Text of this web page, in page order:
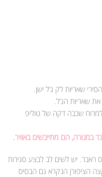
שאריות לק ג’ל ישן.
שאריות הג’ל.
שכבה דקה של טוליפ
במנורה, הם מתייבשים באוויר.
ראבר. יש לשים לב לבצע סגירות
הציפורן הנקרא גם הבסיס